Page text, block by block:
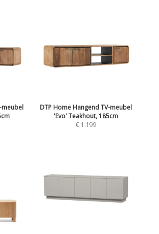
meubel
DTP Home Hangend TV-meubel
'Evo' Teakhout, 185cm
€ 1.199